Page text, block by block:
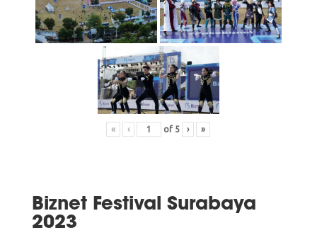
« ‹ of 5 › »
Biznet Festival Surabaya
2023